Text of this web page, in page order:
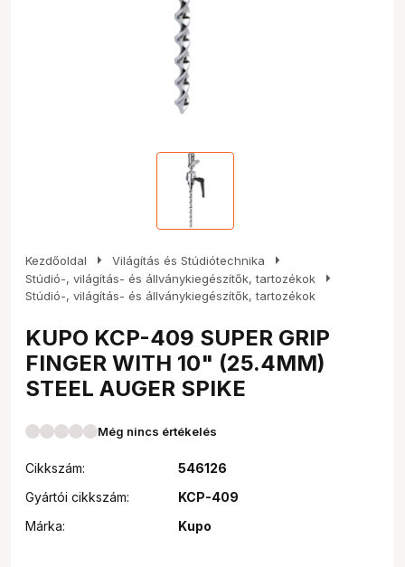
Kezdőoldal arrow_right Világítás és Stúdiótechnika arrow_right
Stúdió-, világítás- és állványkiegészítők, tartozékok arrow_right
Stúdió-, világítás- és állványkiegészítők, tartozékok
KUPO KCP-409 SUPER GRIP
FINGER WITH 10" (25.4MM)
STEEL AUGER SPIKE
Még nincs értékelés
Cikkszám:
546126
Gyártói cikkszám:
KCP-409
Márka:
Kupo